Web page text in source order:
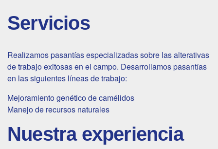
Servicios
Realizamos pasantías especializadas sobre las alterativas
de trabajo exitosas en el campo. Desarrollamos pasantías
en las siguientes líneas de trabajo:
Mejoramiento genético de camélidos
Manejo de recursos naturales
Nuestra experiencia